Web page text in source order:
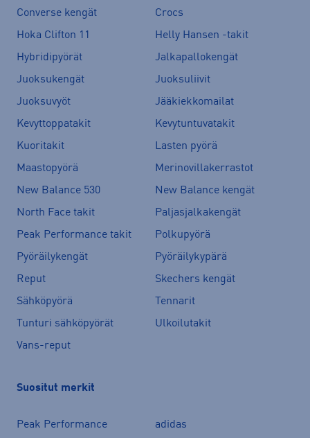
Converse kengät
Crocs
Hoka Clifton 11
Helly Hansen -takit
Hybridipyörät
Jalkapallokengät
Juoksukengät
Juoksuliivit
Juoksuvyöt
Jääkiekkomailat
Kevyttoppatakit
Kevytuntuvatakit
Kuoritakit
Lasten pyörä
Maastopyörä
Merinovillakerrastot
New Balance 530
New Balance kengät
North Face takit
Paljasjalkakengät
Peak Performance takit
Polkupyörä
Pyöräilykengät
Pyöräilykypärä
Reput
Skechers kengät
Sähköpyörä
Tennarit
Tunturi sähköpyörät
Ulkoilutakit
Vans-reput
Suositut merkit
Peak Performance
adidas